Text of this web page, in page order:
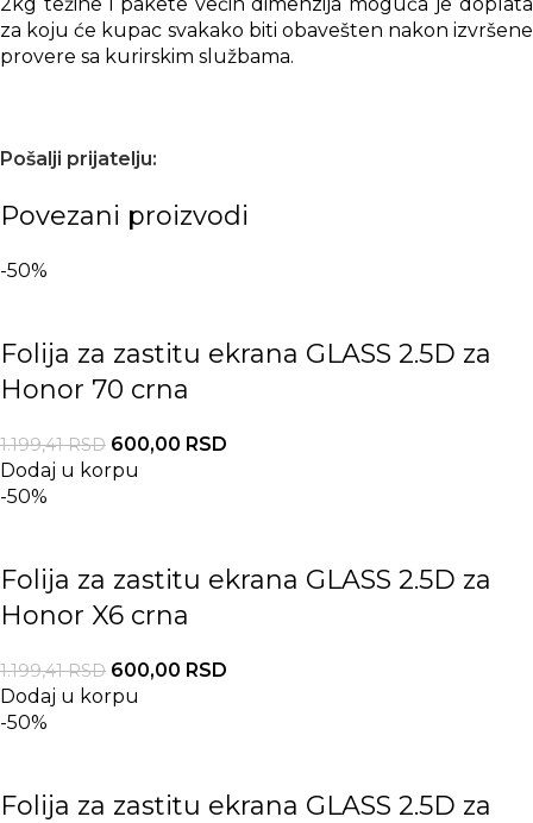
za koju će kupac svakako biti obavešten nakon izvršene
provere sa kurirskim službama.
Pošalji prijatelju:
Povezani proizvodi
-50%
Folija za zastitu ekrana GLASS 2.5D za
Honor 70 crna
1.199,41RSD 600,00 RSD
Dodaj u korpu
-50%
Folija za zastitu ekrana GLASS 2.5D za
Honor X6 crna
1.199,41RSD 600,00 RSD
Dodaj u korpu
-50%
Folija za zastitu ekrana GLASS 2.5D za